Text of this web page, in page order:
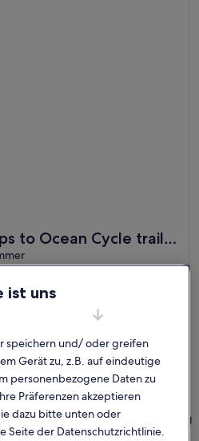
Buchen-Garantie bieten wir dir rund
Aufenthalt – der gesamte Vorgang
ist uns
speichern und/ oder greifen
Gerät zu, z.B. auf eindeutige
personenbezogene Daten zu
Präferenzen akzeptieren
dazu bitte unten oder
Seite der Datenschutzrichtlinie.